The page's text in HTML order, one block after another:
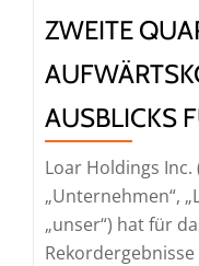
ZWEITE
AUSBLICKS
Loar Holdings Inc.
„Unternehmen“,
„unser“) hat für